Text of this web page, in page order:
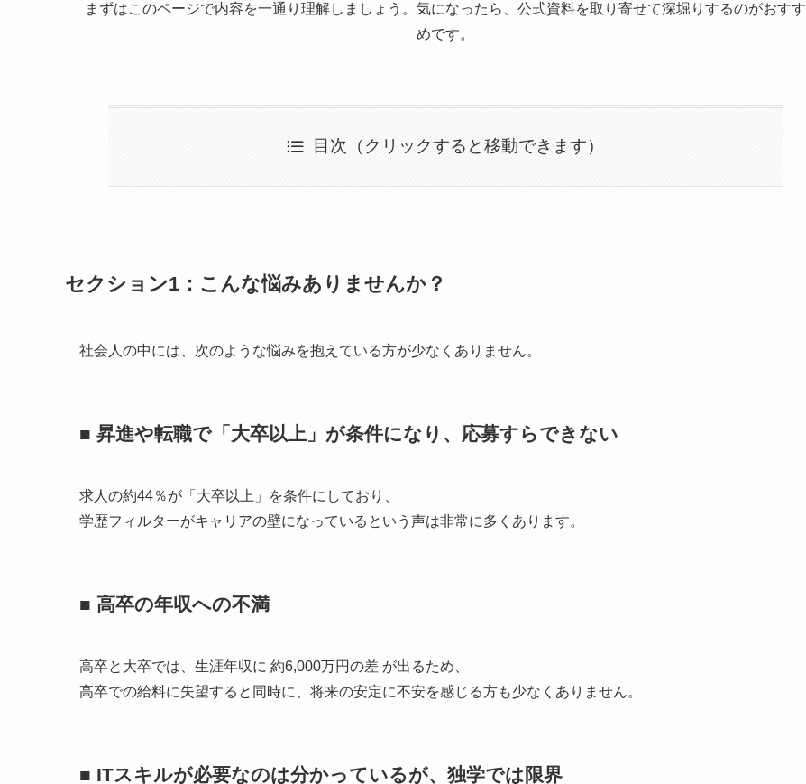
まずはこのページで内容を一通り理解しましょう。気になったら、公式資料を取り寄せて深堀りするのがおすす
めです。
目次（クリックすると移動できます）
セクション1：こんな悩みありませんか？
社会人の中には、次のような悩みを抱えている方が少なくありません。
■ 昇進や転職で「大卒以上」が条件になり、応募すらできない
求人の約44％が「大卒以上」を条件にしており、
学歴フィルターがキャリアの壁になっているという声は非常に多くあります。
■ 高卒の年収への不満
高卒と大卒では、生涯年収に 約6,000万円の差 が出るため、
高卒での給料に失望すると同時に、将来の安定に不安を感じる方も少なくありません。
■ ITスキルが必要なのは分かっているが、独学では限界